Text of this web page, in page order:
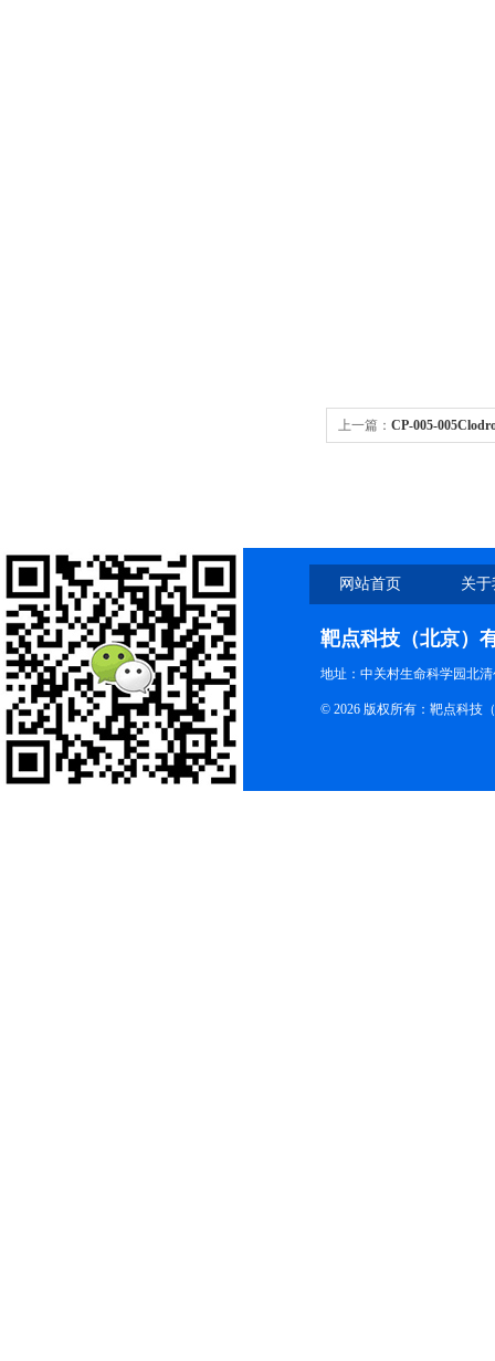
上一篇： CP-005-
网站首页 关
靶点科技（北京）
地址：中关村生命科学园北
© 2026 版权所有：靶点科技